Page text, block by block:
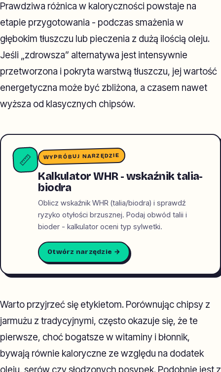
Prawdziwa różnica w kaloryczności powstaje na
etapie przygotowania - podczas smażenia w
głębokim tłuszczu lub pieczenia z dużą ilością oleju.
Jeśli „zdrowsza” alternatywa jest intensywnie
przetworzona i pokryta warstwą tłuszczu, jej wartość
energetyczna może być zbliżona, a czasem nawet
wyższa od klasycznych chipsów.
📏 WYPRÓBUJ NARZĘDZIE
Kalkulator WHR - wskaźnik talia-
biodra
Oblicz wskaźnik WHR (talia/biodra) i sprawdź
ryzyko otyłości brzusznej. Podaj obwód talii i
bioder - kalkulator oceni typ sylwetki.
Otwórz narzędzie →
Warto przyjrzeć się etykietom. Porównując chipsy z
jarmużu z tradycyjnymi, często okazuje się, że te
pierwsze, choć bogatsze w witaminy i błonnik,
bywają równie kaloryczne ze względu na dodatek